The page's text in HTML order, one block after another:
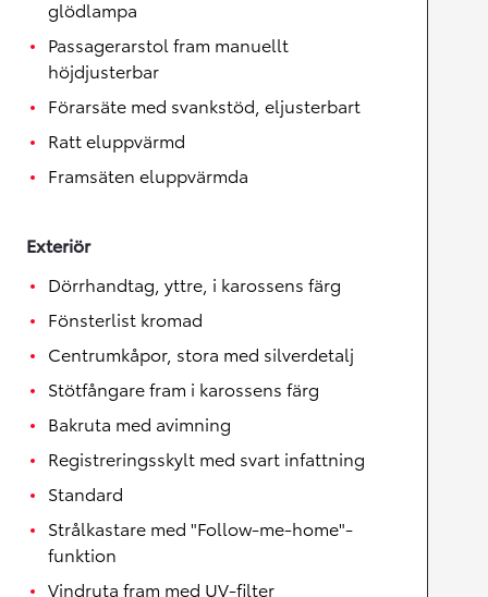
glödlampa
Passagerarstol fram manuellt
höjdjusterbar
Förarsäte med svankstöd, eljusterbart
Ratt eluppvärmd
Framsäten eluppvärmda
Exteriör
Dörrhandtag, yttre, i karossens färg
Fönsterlist kromad
Centrumkåpor, stora med silverdetalj
Stötfångare fram i karossens färg
Bakruta med avimning
Registreringsskylt med svart infattning
Standard
Strålkastare med "Follow-me-home"-
funktion
Vindruta fram med UV-filter